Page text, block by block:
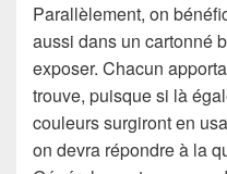
Parallèlement, on
aussi dans un cartonné
exposer. Chacun
trouve, puisque si là
couleurs surgiront en
on devra répondre à la